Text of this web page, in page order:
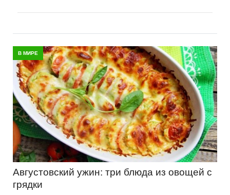
В МИРЕ
Августовский ужин: три блюда из овощей с
грядки